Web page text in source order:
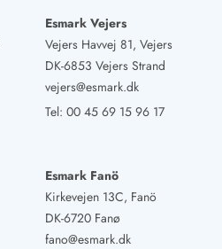
Esmark Vejers
Vejers Havvej 81, Vejers
DK-6853 Vejers Strand
vejers@esmark.dk
Tel: 00 45 69 15 96 17
Esmark Fanö
Kirkevejen 13C, Fanö
DK-6720 Fanø
fano@esmark.dk